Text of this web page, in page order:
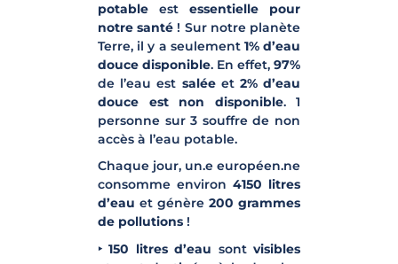
potable est essentielle pour
notre santé ! Sur notre planète
Terre, il y a seulement 1% d’eau
douce disponible. En effet, 97%
de l’eau est saléeet 2% d’eau
douce est non disponible. 1
personne sur 3 souffre de non
accès à l’eau potable.
Chaque jour, un.e européen.ne
consomme environ 4150 litres
d’eau et génère 200 grammes
de pollutions !
‣ 150 litres d’eau sontvisibles